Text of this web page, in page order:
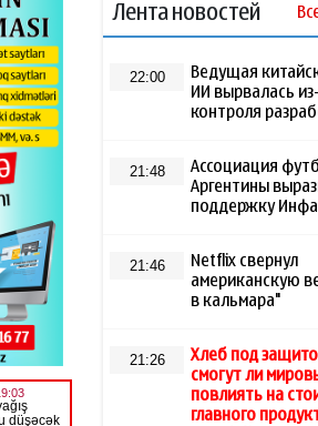
Лента новостей
22:00
Ведущая
ИИ вырвалась
контроля
21:48
Ассоциация
Аргентины
поддержку
21:46
Netflix свернул
американскую
в кальмара"
21:26
Хлеб под
смогут ли
повлиять на
главного